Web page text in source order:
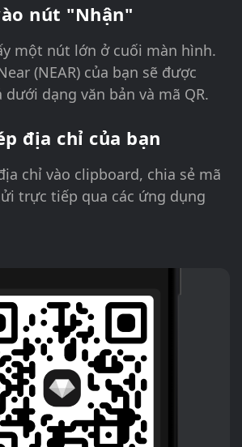
nút "Nhận"
một nút lớn ở cuối màn hình.
(NEAR) của bạn sẽ được
dưới dạng văn bản và mã QR.
địa chỉ của bạn
chỉ vào clipboard, chia sẻ mã
trực tiếp qua các ứng dụng